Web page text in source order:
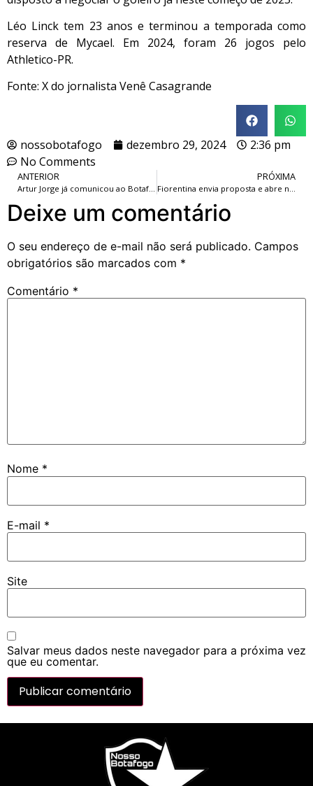
Léo Linck tem 23 anos e terminou a temporada como
reserva de Mycael. Em 2024, foram 26 jogos pelo
Athletico-PR.
Fonte: X do jornalista Venê Casagrande
nossobotafogo dezembro 29, 2024
2:36 pm
No Comments
ANTERIOR PRÓXIMA
Deixe um comentário
O seu endereço de e-mail não será publicado. Campos
obrigatórios são marcados com *
Comentário *
Nome *
E-mail *
Site
Salvar meus dados neste navegador para a próxima vez
que eu comentar.